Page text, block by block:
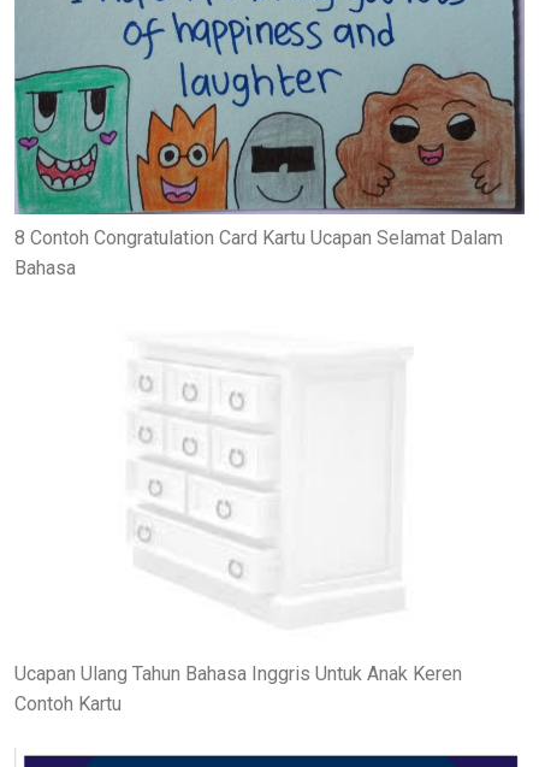
8 Contoh Congratulation Card Kartu Ucapan Selamat Dalam
Bahasa
Ucapan Ulang Tahun Bahasa Inggris Untuk Anak Keren
Contoh Kartu